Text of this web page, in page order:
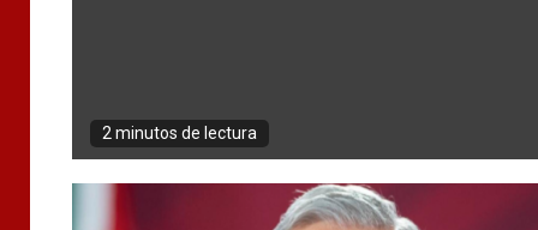
2 minutos de lectura